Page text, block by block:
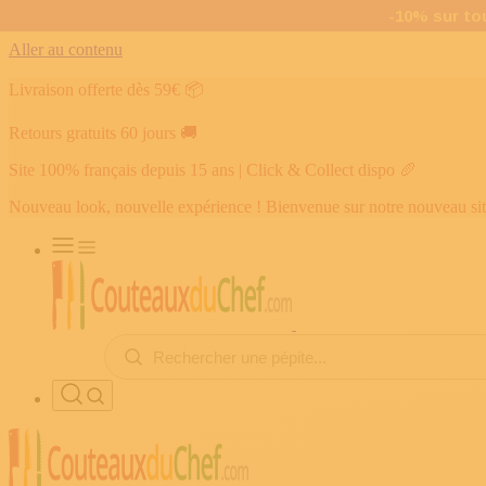
Aller au contenu
Livraison offerte dès 59€ 📦
Retours gratuits 60 jours 🚚
Site 100% français depuis 15 ans | Click & Collect dispo 🥖
Nouveau look, nouvelle expérience ! Bienvenue sur notre nouveau